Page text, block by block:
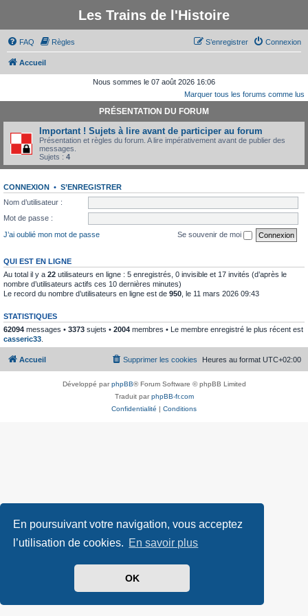
En poursuivant votre navigation, vous acceptez
l’utilisation de cookies. En savoir plus
OK
Les Trains de l'Histoire
FAQ Règles Connexion
S’enregistrer
Accueil
Nous sommes le 07 août 2026 16:06
Marquer tous les forums comme lus
PRÉSENTATION DU FORUM
Important ! Sujets à lire avant de participer au forum
Présentation et règles du forum. A lire impérativement avant de publier des
messages.
Sujets : 4
CONNEXION • S’ENREGISTRER
Nom d’utilisateur :
Mot de passe :
J’ai oublié mon mot de passe
Se souvenir de moi
QUI EST EN LIGNE
Au total il y a 22 utilisateurs en ligne : 5 enregistrés, 0 invisible et 17 invités (d’après le
nombre d’utilisateurs actifs ces 10 dernières minutes)
Le record du nombre d’utilisateurs en ligne est de 950 , le 11 mars 2026 09:43
STATISTIQUES
62094 messages • 3373 sujets • 2004 membres • Le membre enregistré le plus récent est
casseric33
Accueil Heures au format UTC+02:00
Supprimer les cookies
Développé parphpBB® Forum Software © phpBB Limited
Traduit parphpBB-fr.com
Confidentialité | Conditions